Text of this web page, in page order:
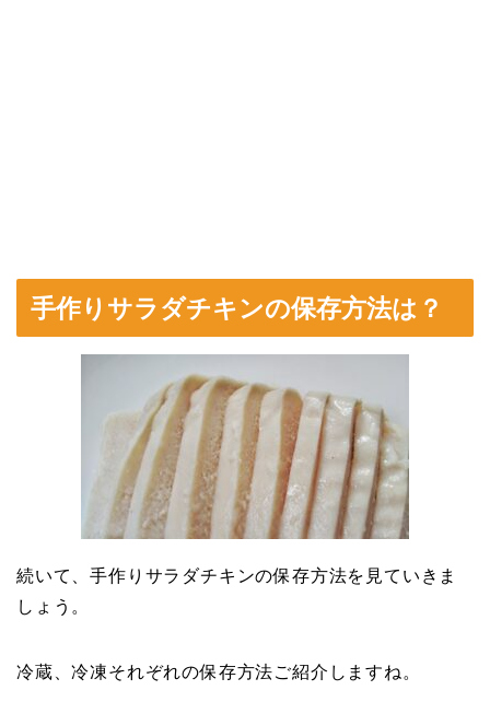
手作りサラダチキンの保存方法は？
続いて、手作りサラダチキンの保存方法を見ていきま
しょう。
冷蔵、冷凍それぞれの保存方法ご紹介しますね。